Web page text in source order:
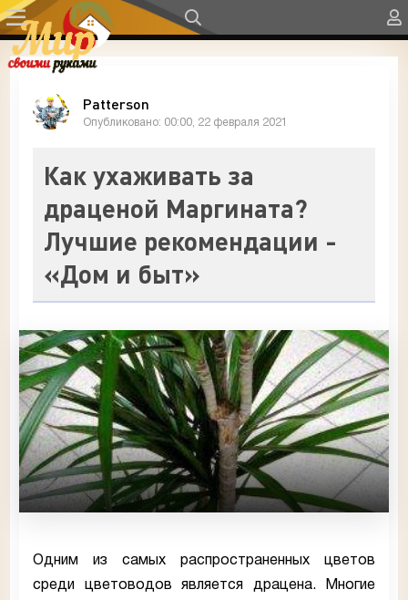
Patterson
Опубликовано: 00:00, 22 февраля 2021
Как ухаживать за
драценой Маргината?
Лучшие рекомендации -
«Дом и быт»
Одним из самых распространенных цветов
среди цветоводов является драцена. Многие